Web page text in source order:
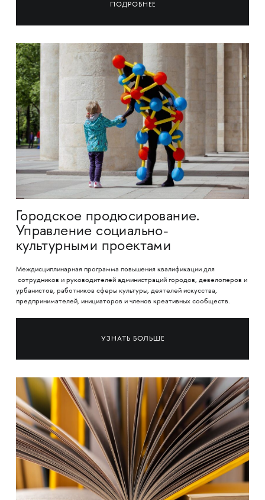
ПОДРОБНЕЕ
Городское продюсирование.
Управление социально-
культурными проектами
Междисциплинарная программа повышения квалификации для
сотрудников и руководителей администраций городов, девелоперов и
урбанистов, работников сферы культуры, деятелей искусства,
предпринимателей, инициаторов и членов креативных сообществ.
УЗНАТЬ БОЛЬШЕ